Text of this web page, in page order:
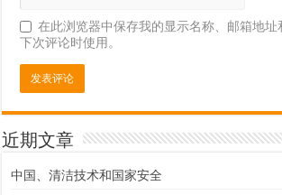
在此浏览器中保存我的显示名称、邮箱地址
下次评论时使用。
近期文章
中国、清洁技术和国家安全